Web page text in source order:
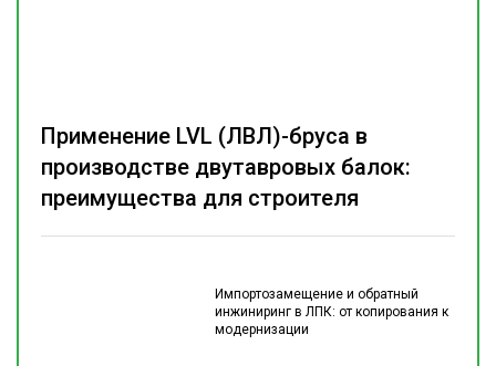
Импортозамещение и обратный
инжиниринг в ЛПК: от копирования к
модернизации
Применение LVL (ЛВЛ)-бруса в
производстве двутавровых балок:
преимущества для строителя